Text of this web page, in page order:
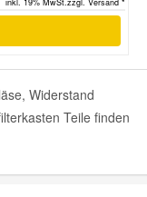
inkl. 19% MwSt.zzgl. Versand *
Widerstand
Teile finden